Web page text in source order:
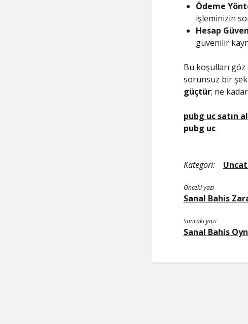
Ödeme
işleminizin
Hesap
güvenilir
Bu koşulları
sorunsuz bir
güçtür; ne
pubg uc satın al
pubg uc
Kategori:
Önceki yazı
Sanal Bahis
Sonraki yazı
Sanal Bahis